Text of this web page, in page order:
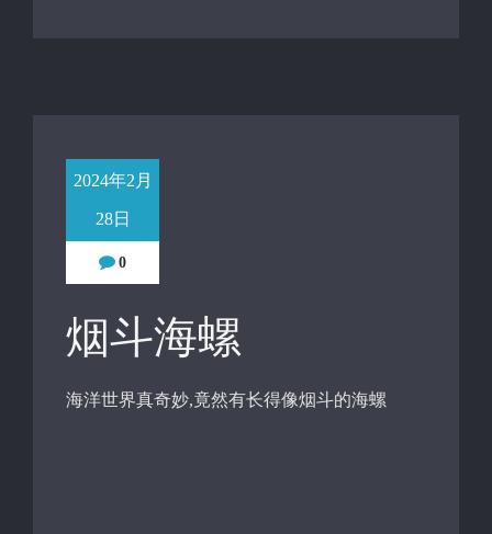
2024年2月
28日
0
烟斗海螺
海洋世界真奇妙,竟然有长得像烟斗的海螺